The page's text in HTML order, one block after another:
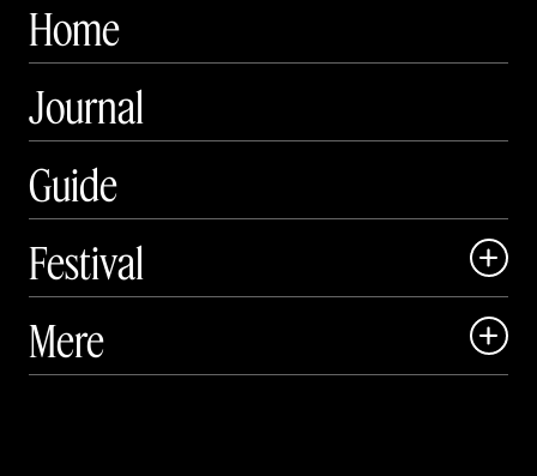
Home
Journal
Guide
Festival

 Art Matter Festival
Mere 